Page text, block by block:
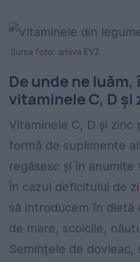
Sursa foto: arhiva EVZ
De unde ne
vitaminele C, D și
Vitaminele C, D și
formă de suplimente
regăsesc și în
În cazul deficitului de
să introducem în dietă
de mare, scoicile,
Semințele de dovleac,